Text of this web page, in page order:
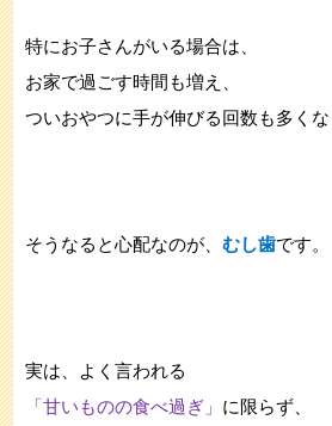
特にお子さんがいる場合は、
お家で過ごす時間も増え、
ついおやつに手が伸びる回数も多くな
そうなると心配なのが、 むし歯です。
実は、よく言われる
「甘いものの食べ過ぎ」 に限らず、